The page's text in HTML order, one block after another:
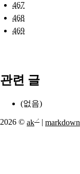
467
468
469
관련 글
(없음)
2026 © ak markdown